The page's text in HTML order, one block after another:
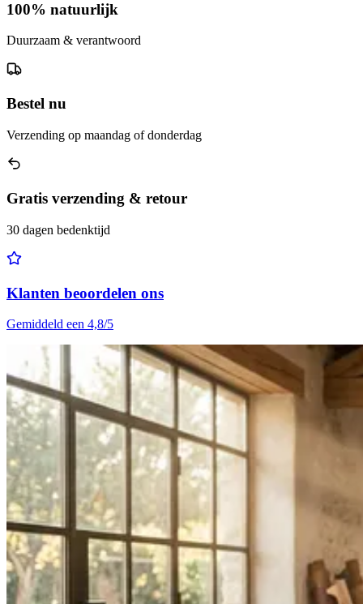
100% natuurlijk
Duurzaam & verantwoord
Bestel nu
Verzending op maandag of donderdag
Gratis verzending & retour
30 dagen bedenktijd
Klanten beoordelen ons
Gemiddeld een 4,8/5